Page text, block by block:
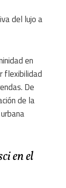
del lujo a
en
flexibilidad
De
de la
en el